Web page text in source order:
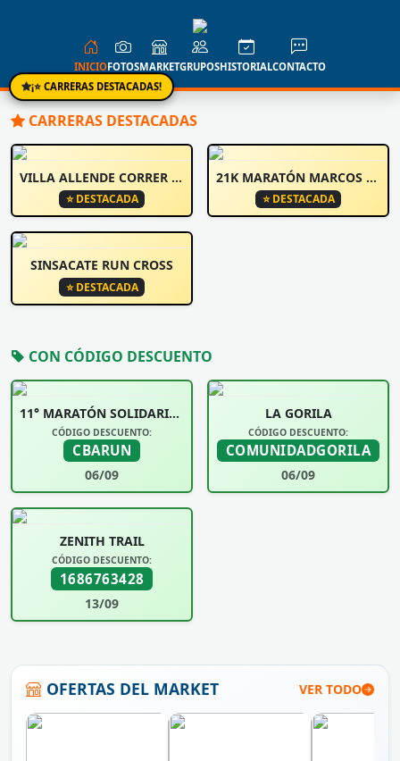
¡⭐ CARRERAS DESTACADAS!
INICIOFOTOSMARKETGRUPOSHISTORIALCONTACTO
CARRERAS DESTACADAS
VILLA ALLENDE CORRER Y CAMINA
⭐ DESTACADA
21K MARATÓN MARCOS JUÁREZ
⭐ DESTACADA
SINSACATE RUN CROSS
⭐ DESTACADA
CON CÓDIGO DESCUENTO
11° MARATÓN SOLIDARIA UNIVERSIDAD SIGLO 21
CÓDIGO DESCUENTO:
CBARUN
06/09
LA GORILA
CÓDIGO DESCUENTO:
COMUNIDADGORILA
06/09
ZENITH TRAIL
CÓDIGO DESCUENTO:
1686763428
13/09
OFERTAS DEL MARKET VER TODO